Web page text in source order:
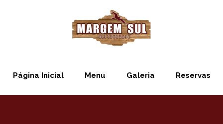
Página Inicial Menu Galeria Reservas